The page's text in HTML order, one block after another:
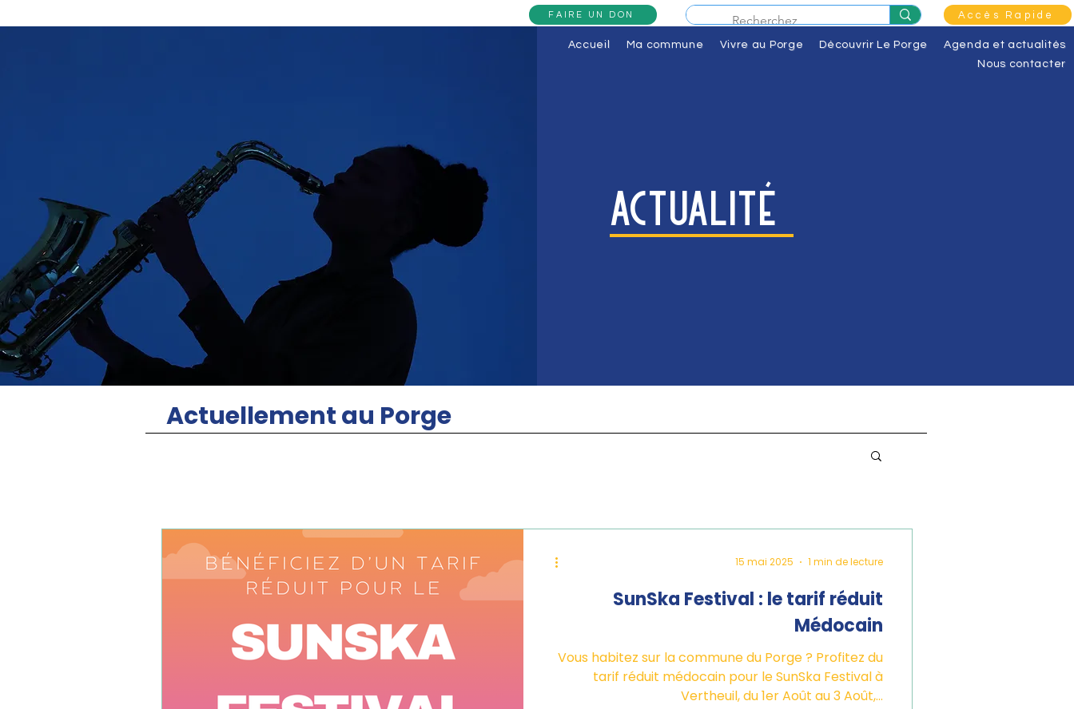
FAIRE UN DON Accès Rapide
Accueil Ma commune Vivre au Porge Découvrir Le Porge
Agenda et actualités
Nous contacter
actualité
Actuellement au Porge
SunSka Festival : le tarif réduit
Médocain
Vous habitez sur la commune du Porge ? Profitez du
tarif réduit médocain pour le SunSka Festival à
Vertheuil, du 1er Août au 3 Août,...
15 mai 2025 1 min de lecture